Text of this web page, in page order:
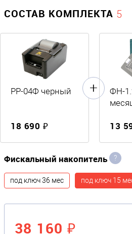
СОСТАВ КОМПЛЕКТА 5
РР-04Ф черный
18 690 ₽
ФН-
13
Фискальный накопитель ?
под ключ 36 мес под ключ 15
38 160 ₽